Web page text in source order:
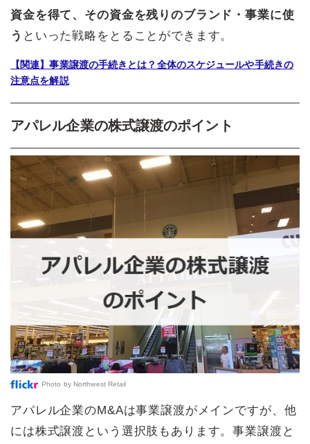
資金を得て、その資金を残りのブランド・事業に使
う といった戦略をとることができます。
【関連】事業譲渡の手続きとは？全体のスケジュールや手続きの
注意点を解説
アパレル企業の株式譲渡のポイント
Photo by Northwest Retail
アパレル企業のM&Aは事業譲渡がメインですが、他
には株式譲渡という選択肢もあります。事業譲渡と